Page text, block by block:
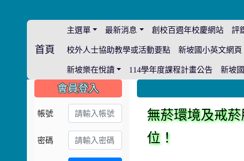
首頁
主選單 最新消息 創校百週年校慶網站 評
校外人士協助教學或活動要點 新坡國小英文網頁
新坡樂在悅讀 114學年度課程計畫公告 新坡
:::
無菸環境及戒
位！
::: 會員登入
帳號
密碼